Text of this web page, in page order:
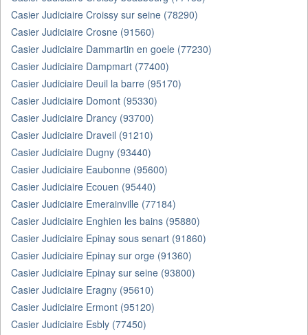
Casier Judiciaire Croissy sur seine (78290)
Casier Judiciaire Crosne (91560)
Casier Judiciaire Dammartin en goele (77230)
Casier Judiciaire Dampmart (77400)
Casier Judiciaire Deuil la barre (95170)
Casier Judiciaire Domont (95330)
Casier Judiciaire Drancy (93700)
Casier Judiciaire Draveil (91210)
Casier Judiciaire Dugny (93440)
Casier Judiciaire Eaubonne (95600)
Casier Judiciaire Ecouen (95440)
Casier Judiciaire Emerainville (77184)
Casier Judiciaire Enghien les bains (95880)
Casier Judiciaire Epinay sous senart (91860)
Casier Judiciaire Epinay sur orge (91360)
Casier Judiciaire Epinay sur seine (93800)
Casier Judiciaire Eragny (95610)
Casier Judiciaire Ermont (95120)
Casier Judiciaire Esbly (77450)